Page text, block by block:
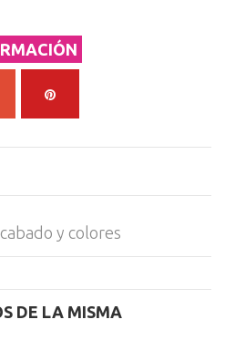
y colores
DE LA MISMA